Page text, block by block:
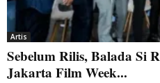
Artis
Sebelum Rilis, Balada Si
Jakarta Film Week...